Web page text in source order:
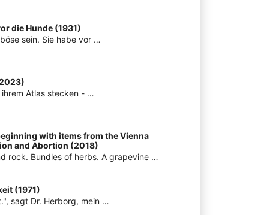
die Hunde (1931)
sein. Sie habe vor …
Atlas stecken - …
with items from the Vienna
and Abortion (2018)
rock. Bundles of herbs. A grapevine …
(1971)
sagt Dr. Herborg, mein …